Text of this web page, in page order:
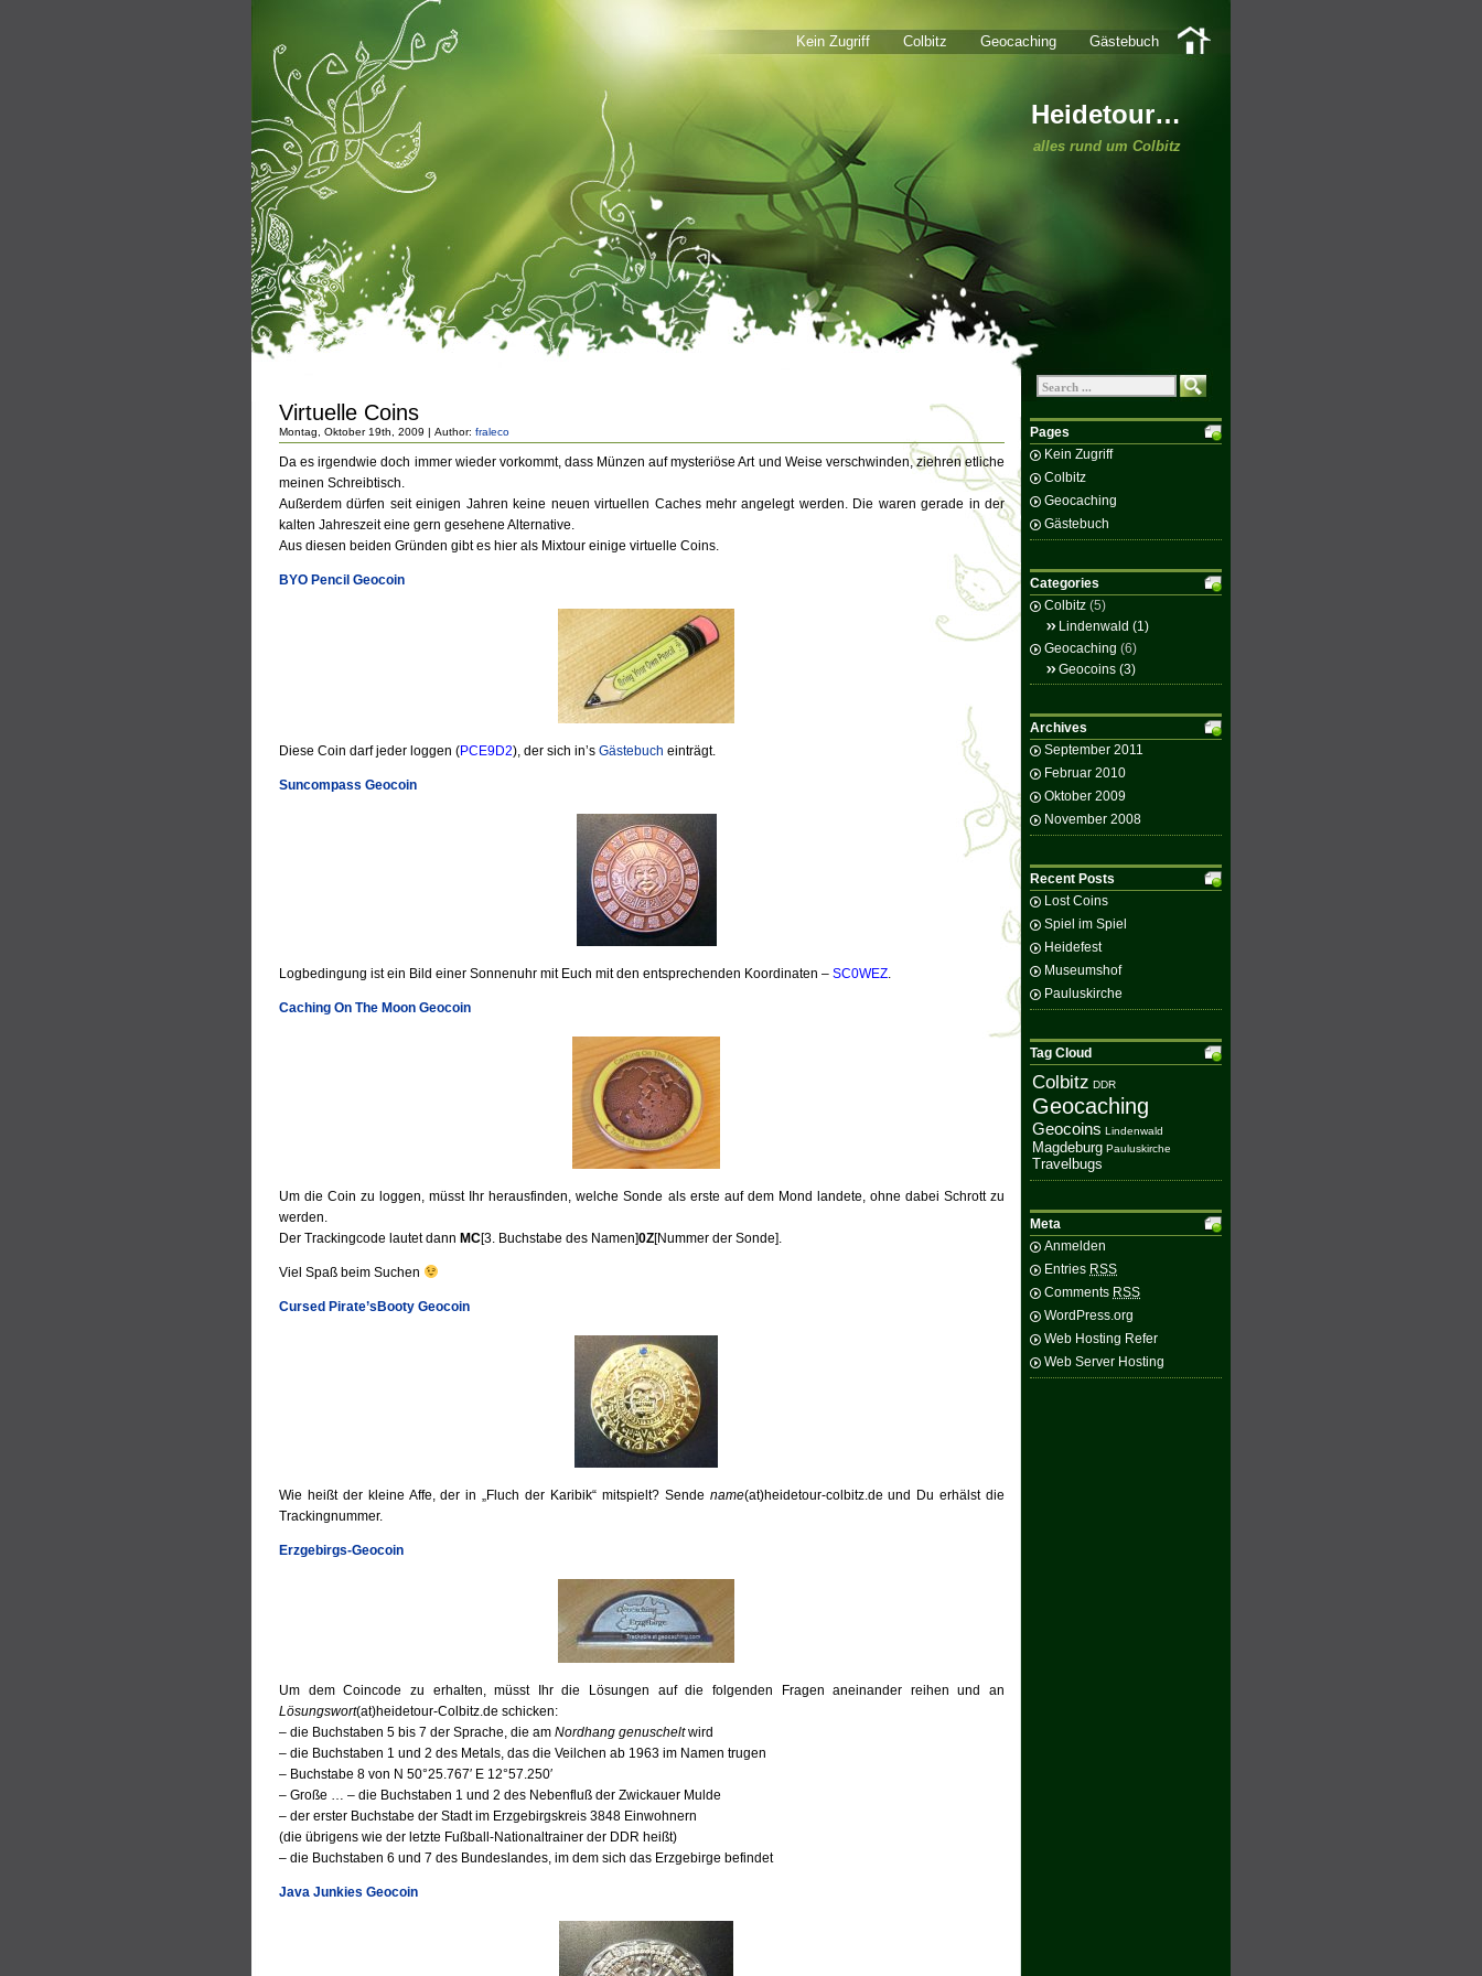
Heidetour…
alles rund um Colbitz
Kein Zugriff Colbitz Geocaching Gästebuch
Virtuelle Coins
Montag, Oktober 19th, 2009 | Author: fraleco
Da es irgendwie doch immer wieder vorkommt, dass Münzen auf mysteriöse Art und Weise verschwinden, ziehren etliche
meinen Schreibtisch.
Außerdem dürfen seit einigen Jahren keine neuen virtuellen Caches mehr angelegt werden. Die waren gerade in der
kalten Jahreszeit eine gern gesehene Alternative.
Aus diesen beiden Gründen gibt es hier als Mixtour einige virtuelle Coins.
BYO Pencil Geocoin
Diese Coin darf jeder loggen (PCE9D2), der sich in’s Gästebuch einträgt.
Suncompass Geocoin
Logbedingung ist ein Bild einer Sonnenuhr mit Euch mit den entsprechenden Koordinaten – SC0WEZ.
Caching On The Moon Geocoin
Um die Coin zu loggen, müsst Ihr herausfinden, welche Sonde als erste auf dem Mond landete, ohne dabei Schrott zu
werden.
Der Trackingcode lautet dann MC[3. Buchstabe des Namen]0Z[Nummer der Sonde].
Viel Spaß beim Suchen
Cursed Pirate’sBooty Geocoin
Wie heißt der kleine Affe, der in „Fluch der Karibik“ mitspielt? Sende name(at)heidetour-colbitz.de und Du erhälst die
Trackingnummer.
Erzgebirgs-Geocoin
Um dem Coincode zu erhalten, müsst Ihr die Lösungen auf die folgenden Fragen aneinander reihen und an
Lösungswort(at)heidetour-Colbitz.de schicken:
– die Buchstaben 5 bis 7 der Sprache, die am Nordhang genuscheltwird
– die Buchstaben 1 und 2 des Metals, das die Veilchen ab 1963 im Namen trugen
– Buchstabe 8 von N 50°25.767′ E 12°57.250′
– Große … – die Buchstaben 1 und 2 des Nebenfluß der Zwickauer Mulde
– der erster Buchstabe der Stadt im Erzgebirgskreis 3848 Einwohnern
(die übrigens wie der letzte Fußball-Nationaltrainer der DDR heißt)
– die Buchstaben 6 und 7 des Bundeslandes, im dem sich das Erzgebirge befindet
Java Junkies Geocoin
Pages
Kein Zugriff
Colbitz
Geocaching
Gästebuch
Categories
Colbitz (5)
Lindenwald (1)
Geocaching (6)
Geocoins (3)
Archives
September 2011
Februar 2010
Oktober 2009
November 2008
Recent Posts
Lost Coins
Spiel im Spiel
Heidefest
Museumshof
Pauluskirche
Tag Cloud
Colbitz DDR
Geocaching
Geocoins Lindenwald
Magdeburg Pauluskirche
Travelbugs
Meta
Anmelden
Entries RSS
Comments RSS
WordPress.org
Web Hosting Refer
Web Server Hosting